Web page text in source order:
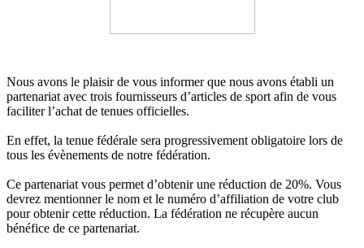
Nous avons le plaisir de vous informer que nous avons établi un
partenariat avec trois fournisseurs d’articles de sport afin de vous
faciliter l’achat de tenues officielles.
En effet, la tenue fédérale sera progressivement obligatoire lors de
tous les évènements de notre fédération.
Ce partenariat vous permet d’obtenir une réduction de 20%. Vous
devrez mentionner le nom et le numéro d’affiliation de votre club
pour obtenir cette réduction. La fédération ne récupère aucun
bénéfice de ce partenariat.